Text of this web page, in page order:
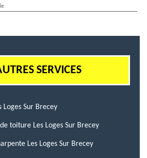
SERVICES
Loges Sur Brecey
toiture Les Loges Sur Brecey
Les Loges Sur Brecey